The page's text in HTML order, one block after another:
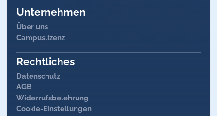
Unternehmen
Über uns
Campuslizenz
Rechtliches
Datenschutz
AGB
Widerrufsbelehrung
Cookie-Einstellungen